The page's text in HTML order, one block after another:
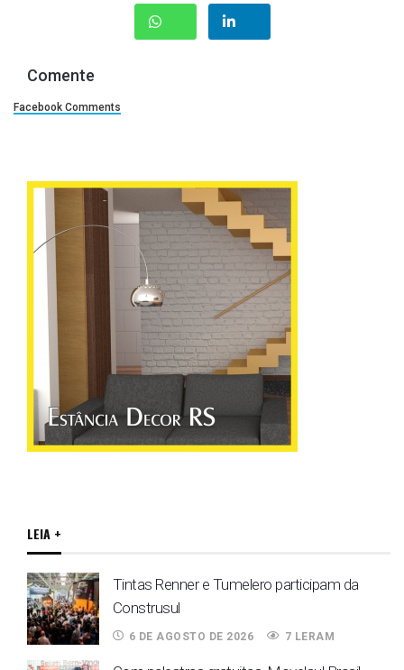
Comente
Facebook Comments
LEIA +
Tintas Renner e Tumelero participam da
Construsul
6 DE AGOSTO DE 2026 7 LERAM